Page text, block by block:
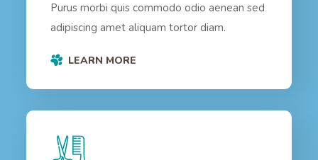
Purus morbi quis commodo odio aenean sed
adipiscing amet aliquam tortor diam.
LEARN MORE